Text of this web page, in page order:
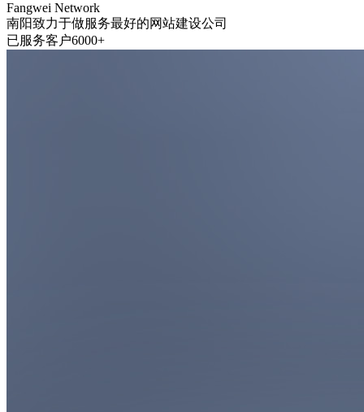
Fangwei Network
南阳致力于做服务最好的网站建设公司
已服务客户6000+